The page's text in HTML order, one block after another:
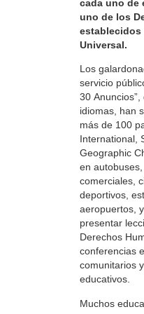
cada uno de
uno de los
establecidos
Universal.
Los
servicio
30
idiomas, han
más de 100
International,
Geographic
en
comerciales,
deportivos,
aeropuertos,
presentar
Derechos
conferencias
comunitarios
educativos.
Muchos